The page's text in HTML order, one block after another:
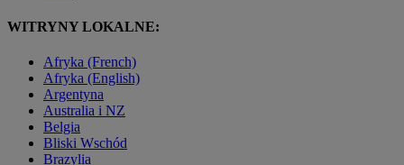
WITRYNY LOKALNE:
Afryka (French)
Afryka (English)
Argentyna
Australia i NZ
Belgia
Bliski Wschód
Brazylia